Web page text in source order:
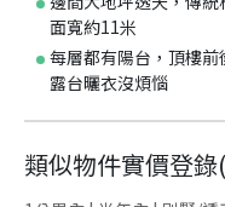
面寬約11米
每層都有陽台，頂樓前
露台曬衣沒煩惱
類似物件實價登錄(